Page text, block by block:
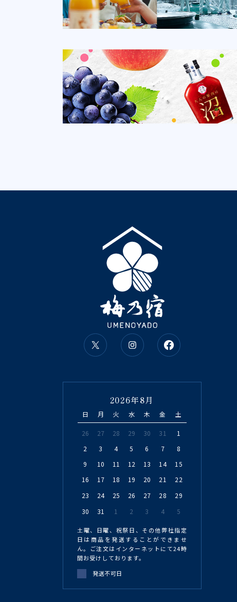
2026年8月
日 月 火 水 木 金 土
26 27 28 29 30 31
1
2
3 4 5 6 7
8
9
10 11 12 13 14
15
16
17 18 19 20 21
22
23
24 25 26 27 28
29
30
31 1 2 3 4 5
土曜、日曜、祝祭日、その他弊社指定
日は商品を発送することができませ
ん。ご注文はインターネットにて24時
間お受けしております。
発送不可日